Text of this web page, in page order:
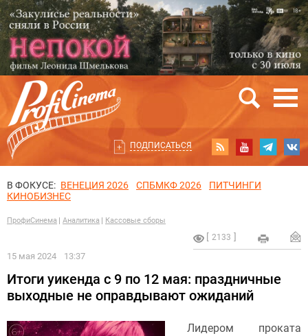
ПОДПИСАТЬСЯ
В ФОКУСЕ: ВЕНЕЦИЯ 2026 СПБМКФ 2026
ПИТЧИНГИ
КИНОБИЗНЕС
ПрофиСинема Аналитика Кассовые сборы
2133
15 мая 2024 13:37
Итоги уикенда с 9 по 12 мая: праздничные
выходные не оправдывают ожиданий
Лидером проката